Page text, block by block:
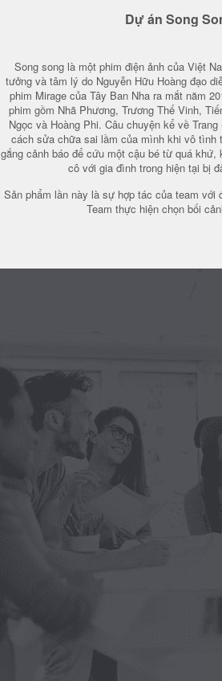
Dự án Song
Song song là một phim điện ảnh của Việt
tưởng và tâm lý do Nguyễn Hữu Hoàng đạo
phim Mirage của Tây Ban Nha ra mắt năm
phim gồm Nhã Phương, Trương Thế Vinh,
Ngọc và Hoàng Phi. Câu chuyện kể về
cách sửa chữa sai lầm của mình khi vô tình
gắng cảnh báo để cứu một cậu bé từ quá
cô với gia đình trong hiện tại bị
Sản phẩm lần này là sự hợp tác của team với
Team thực hiện chọn bối